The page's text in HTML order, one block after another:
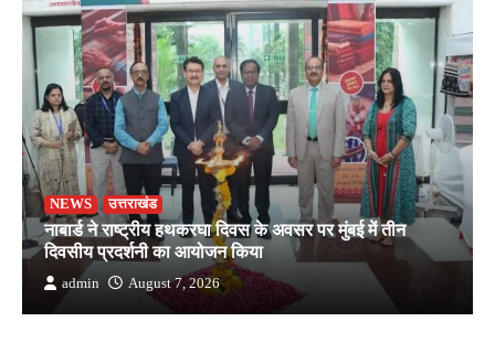
NEWS उत्तराखंड
नाबार्ड ने राष्ट्रीय हथकरघा दिवस के अवसर पर मुंबई में तीन
दिवसीय प्रदर्शनी का आयोजन किया
admin August 7, 2026